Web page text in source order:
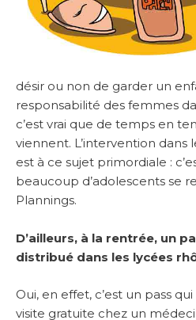
désir ou non de garder un
responsabilité des femmes
c’est vrai que de temps en
viennent. L’intervention dans
est à ce sujet primordiale :
beaucoup d’adolescents se
Plannings.
D’ailleurs, à la rentrée, un
distribué dans les lycées
Oui, en effet, c’est un pass
visite gratuite chez un